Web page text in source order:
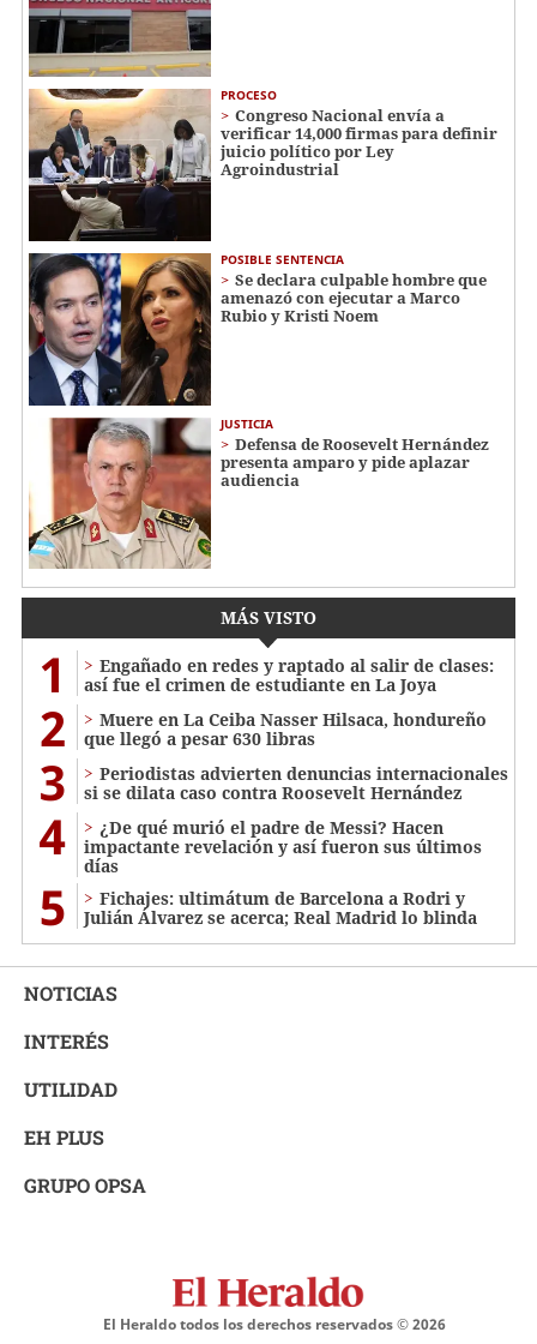
PROCESO
Congreso Nacional envía a
verificar 14,000 firmas para definir
juicio político por Ley
Agroindustrial
POSIBLE SENTENCIA
Se declara culpable hombre que
amenazó con ejecutar a Marco
Rubio y Kristi Noem
JUSTICIA
Defensa de Roosevelt Hernández
presenta amparo y pide aplazar
audiencia
MÁS VISTO
1
Engañado en redes y raptado al salir de clases:
así fue el crimen de estudiante en La Joya
2
Muere en La Ceiba Nasser Hilsaca, hondureño
que llegó a pesar 630 libras
3
Periodistas advierten denuncias internacionales
si se dilata caso contra Roosevelt Hernández
4
¿De qué murió el padre de Messi? Hacen
impactante revelación y así fueron sus últimos
días
5
Fichajes: ultimátum de Barcelona a Rodri y
Julián Álvarez se acerca; Real Madrid lo blinda
NOTICIAS
INTERÉS
UTILIDAD
EH PLUS
GRUPO OPSA
El Heraldo todos los derechos reservados ©2026